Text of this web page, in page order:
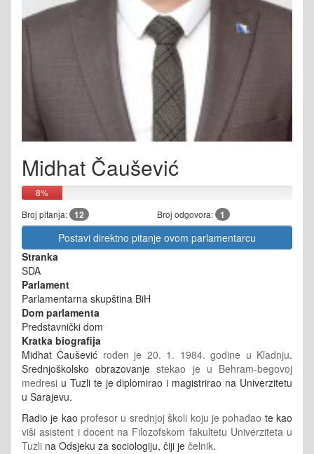
Midhat Čaušević
8%
Broj pitanja: 12 Broj odgovora: 1
Postavi direktno pitanje ovom parlamentarcu
Stranka
SDA
Parlament
Parlamentarna skupština BiH
Dom parlamenta
Predstavnički dom
Kratka biografija
Midhat Čaušević rođen je 20. 1. 1984. godine u Kladnju.
Srednjoškolsko obrazovanjestekao je u Behram-begovoj
medresi u Tuzli te je diplomirao i magistrirao na Univerzitetu
u Sarajevu.
Radio je kaoprofesor u srednjoj školi koju je pohađao te kao
viši asistent i docent na Filozofskom fakultetu Univerziteta u
Tuzli na Odsjeku za sociologiju, čiji je čelnik.